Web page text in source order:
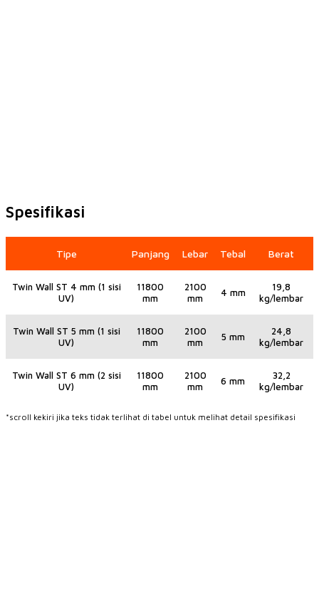
Spesifikasi
Tipe Panjang Lebar Tebal Berat
Twin Wall ST 4 mm (1 sisi
UV)
11800
mm
2100
mm
4 mm
19,8
kg/lembar
Twin Wall ST 5 mm (1 sisi
UV)
11800
mm
2100
mm
5 mm
24,8
kg/lembar
Twin Wall ST 6 mm (2 sisi
UV)
11800
mm
2100
mm
6 mm
32,2
kg/lembar
*scroll kekiri jika teks tidak terlihat di tabel untuk melihat detail spesifikasi